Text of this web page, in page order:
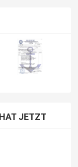
JETZT